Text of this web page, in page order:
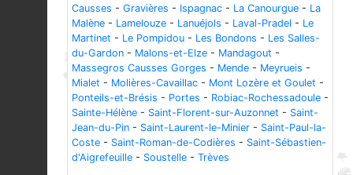
Causses - Gravières - Ispagnac - La Canourgue - La
Malène - Lamelouze - Lanuéjols - Laval-Pradel - Le
Martinet - Le Pompidou - Les Bondons - Les Salles-
du-Gardon - Malons-et-Elze - Mandagout -
Massegros Causses Gorges - Mende - Meyrueis -
Mialet - Molières-Cavaillac - Mont Lozère et Goulet -
Ponteils-et-Brésis - Portes - Robiac-Rochessadoule -
Sainte-Hélène - Saint-Florent-sur-Auzonnet - Saint-
Jean-du-Pin - Saint-Laurent-le-Minier - Saint-Paul-la-
Coste - Saint-Roman-de-Codières - Saint-Sébastien-
d'Aigrefeuille - Soustelle - Trèves